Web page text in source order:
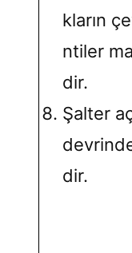
kların
ntiler
dir.
Şalter
dir.